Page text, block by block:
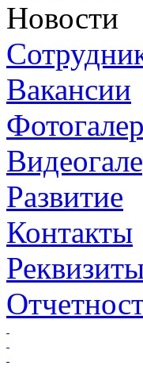
Новости
Вакансии
Развитие
Контакты